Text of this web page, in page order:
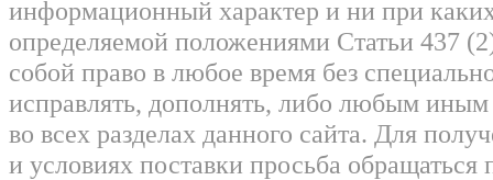
информационный характер и ни при
определяемой положениями Статьи 437
собой право в любое время без
исправлять, дополнять, либо любым
во всех разделах данного сайта. Для
и условиях поставки просьба